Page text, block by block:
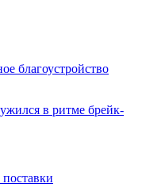
благоустройство
в ритме брейк-